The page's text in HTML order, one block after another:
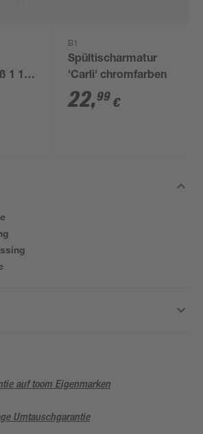
1 1/2'
B1
Spültischarmatur
'Carli' chromfarben
22,99 €
auf toom Eigenmarken
Umtauschgarantie